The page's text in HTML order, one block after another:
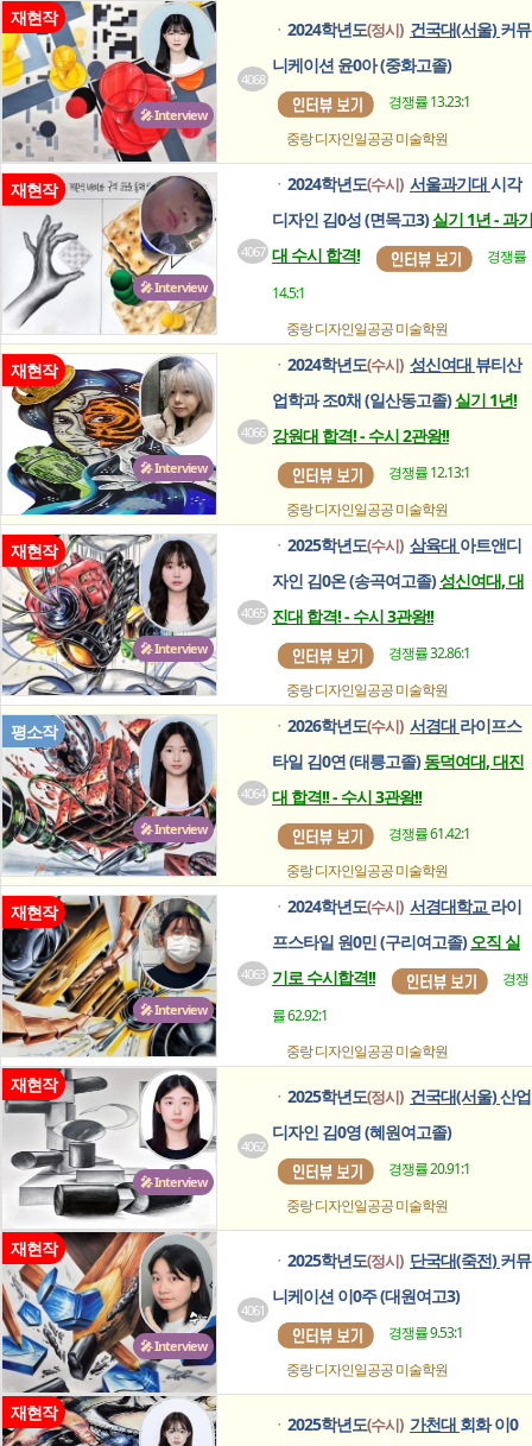
🎤 Interview
재현작
4068
ㆍ 2024학년도(정시) 건국대(서울)커뮤
니케이션 윤0아 (중화고졸)
경쟁률 13.23:1
중랑 디자인일공공미술학원
🎤 Interview
재현작
4067
ㆍ 2024학년도(수시) 서울과기대시각
디자인 김0성 (면목고3)실기 1년 - 과기
대 수시 합격!
경쟁률
14.5:1
중랑 디자인일공공미술학원
🎤 Interview
재현작
4066
ㆍ 2024학년도(수시) 성신여대 뷰티산
업학과 조0채 (일산동고졸)실기 1년!
강원대 합격! - 수시 2관왕!!
경쟁률 12.13:1
중랑 디자인일공공미술학원
🎤 Interview
재현작
4065
ㆍ 2025학년도(수시) 삼육대 아트앤디
자인 김0온 (송곡여고졸)성신여대, 대
진대 합격! - 수시 3관왕!!
경쟁률 32.86:1
중랑 디자인일공공미술학원
🎤 Interview
평소작
4064
ㆍ 2026학년도(수시) 서경대 라이프스
타일 김0연 (태릉고졸)동덕여대, 대진
대 합격!! - 수시 3관왕!!
경쟁률 61.42:1
중랑 디자인일공공미술학원
🎤 Interview
재현작
4063
ㆍ 2024학년도(수시) 서경대학교 라이
프스타일 원0민 (구리여고졸) 오직 실
기로 수시합격!!
경쟁
률 62.92:1
중랑 디자인일공공미술학원
🎤 Interview
재현작
4062
ㆍ 2025학년도(정시) 건국대(서울)산업
디자인 김0영 (혜원여고졸)
경쟁률 20.91:1
중랑 디자인일공공미술학원
🎤 Interview
재현작
4061
ㆍ 2025학년도(정시) 단국대(죽전)커뮤
니케이션 이0주 (대원여고3)
경쟁률 9.53:1
중랑 디자인일공공미술학원
재현작
ㆍ 2025학년도(수시) 가천대 회화 이0